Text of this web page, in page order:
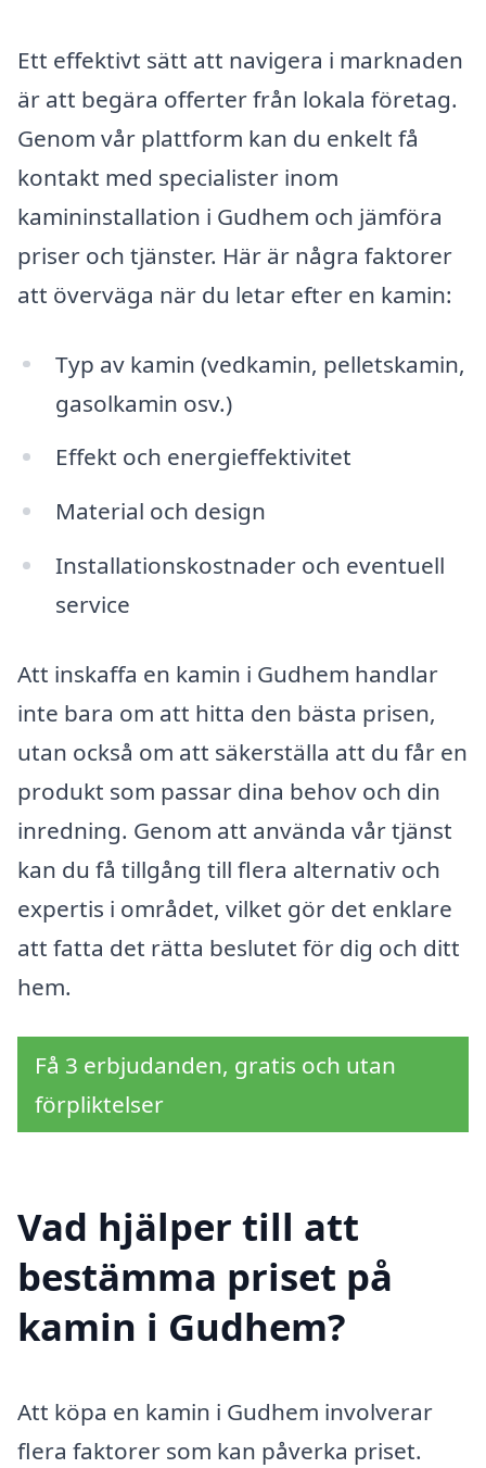
Ett effektivt sätt att navigera i marknaden
är att begära offerter från lokala företag.
Genom vår plattform kan du enkelt få
kontakt med specialister inom
kamininstallation i Gudhem och jämföra
priser och tjänster. Här är några faktorer
att överväga när du letar efter en kamin:
Typ av kamin (vedkamin, pelletskamin,
gasolkamin osv.)
Effekt och energieffektivitet
Material och design
Installationskostnader och eventuell
service
Att inskaffa en kamin i Gudhem handlar
inte bara om att hitta den bästa prisen,
utan också om att säkerställa att du får en
produkt som passar dina behov och din
inredning. Genom att använda vår tjänst
kan du få tillgång till flera alternativ och
expertis i området, vilket gör det enklare
att fatta det rätta beslutet för dig och ditt
hem.
Få 3 erbjudanden, gratis och utan
förpliktelser
Vad hjälper till att
bestämma priset på
kamin i Gudhem?
Att köpa en kamin i Gudhem involverar
flera faktorer som kan påverka priset.